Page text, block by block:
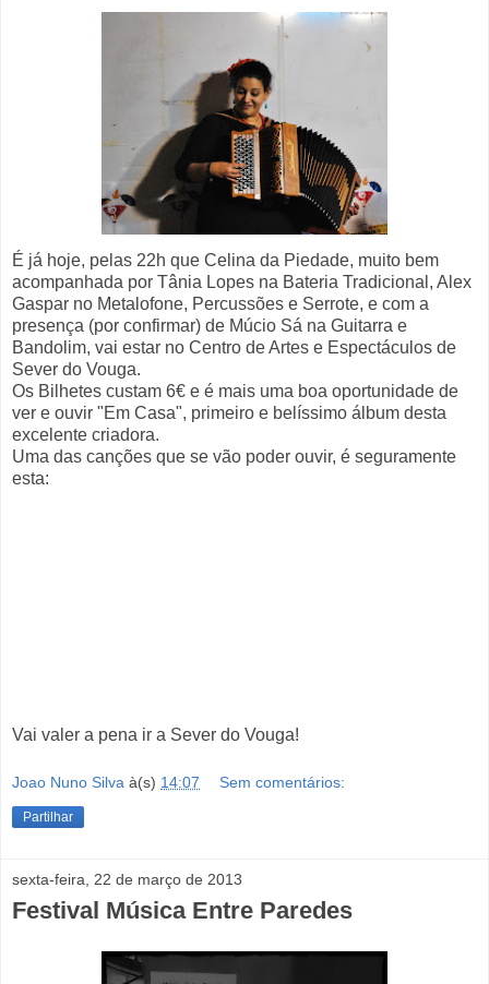
É já hoje, pelas 22h que Celina da Piedade, muito bem
acompanhada por Tânia Lopes na Bateria Tradicional, Alex
Gaspar no Metalofone, Percussões e Serrote, e com a
presença (por confirmar) de Múcio Sá na Guitarra e
Bandolim, vai estar no Centro de Artes e Espectáculos de
Sever do Vouga.
Os Bilhetes custam 6€ e é mais uma boa oportunidade de
ver e ouvir "Em Casa", primeiro e belíssimo álbum desta
excelente criadora.
Uma das canções que se vão poder ouvir, é seguramente
esta:
Vai valer a pena ir a Sever do Vouga!
Joao Nuno Silva à(s) 14:07 Sem comentários:
Partilhar
sexta-feira, 22 de março de 2013
Festival Música Entre Paredes